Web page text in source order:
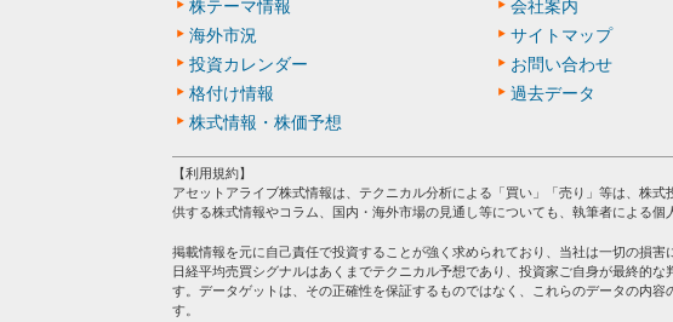
株テーマ情報
海外市況
投資カレンダー
格付け情報
株式情報・株価予想
会社案内
サイトマップ
お問い合わせ
過去データ
【利用規約】
アセットアライブ株式情報は、テクニカル分析による「買い」「売り」等は、株
供する株式情報やコラム、国内・海外市場の見通し等についても、執筆者による
掲載情報を元に自己責任で投資することが強く求められており、当社は一切の損
日経平均売買シグナルはあくまでテクニカル予想であり、投資家ご自身が最終的
す。データゲットは、その正確性を保証するものではなく、これらのデータの内
す。